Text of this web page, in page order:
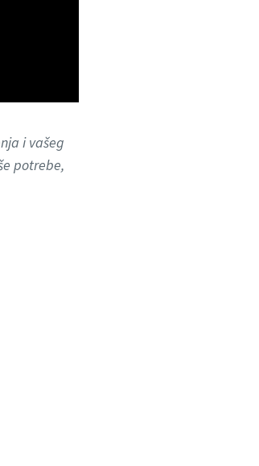
i vašeg
potrebe,